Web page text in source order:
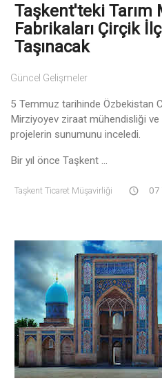
Taşkent'teki Tarım
Fabrikaları Çirçik
Taşınacak
Güncel Gelişmeler
5 Temmuz tarihinde Özbekistan
Mirziyoyev ziraat mühendisliği ve
projelerin sunumunu inceledi.
Bir yıl önce Taşkent ...
Taşkent Ticaret Müşavirliği 07